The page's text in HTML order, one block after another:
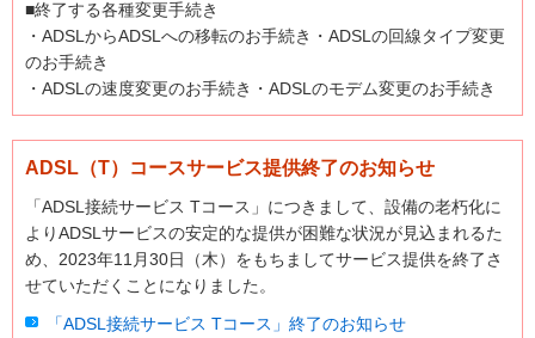
■終了する各種変更手続き
・ADSLからADSLへの移転のお手続き・ADSLの回線タイプ変更
のお手続き
・ADSLの速度変更のお手続き・ADSLのモデム変更のお手続き
ADSL（T）コースサービス提供終了のお知らせ
「ADSL接続サービス Tコース」につきまして、設備の老朽化に
よりADSLサービスの安定的な提供が困難な状況が見込まれるた
め、2023年11月30日（木）をもちましてサービス提供を終了さ
せていただくことになりました。
「ADSL接続サービス Tコース」終了のお知らせ